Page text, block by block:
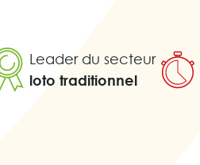
Leader du secteur
loto traditionnel